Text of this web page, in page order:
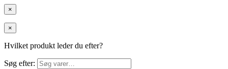
×
×
Hvilket produkt leder du efter?
Søg efter: